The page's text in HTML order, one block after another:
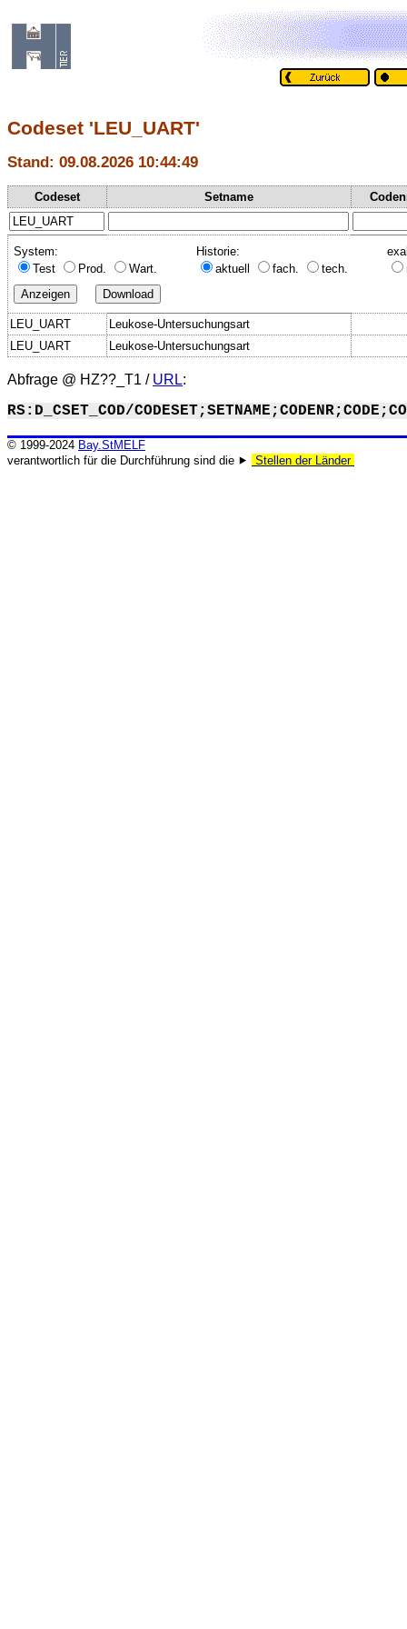
Codeset 'LEU_UART'
Stand: 09.08.2026 10:44:49
Codeset Setname
System:
Test
Prod. Wart.
Historie:
aktuell
fach. tech.
LEU_UART
Leukose-Untersuchungsart
LEU_UART
Leukose-Untersuchungsart
Abfrage @ HZ??_T1 / URL:
RS:D_CSET_COD/
© 1999-2024 Bay.StMELF
verantwortlich für die Durchführung sind die ⯈
Stellen der Länder